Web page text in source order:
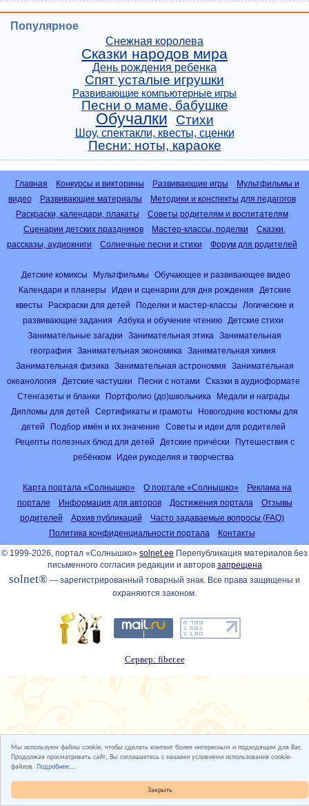
Закрыть
Мы используем файлы cookie, чтобы сделать контент более интересным и подходящим для Вас.
Продолжая просматривать сайт, Вы соглашаетесь с нашими условиями использования cookie-
файлов. Подробнее...
Популярное
Снежная королева
Сказки народов мира
День рождения ребенка
Спят усталые игрушки
Развивающие компьютерные игры
Песни о маме, бабушке
Обучалки Стихи
Шоу, спектакли, квесты, сценки
Песни: ноты, караоке
Главная Конкурсы и викторины Развивающие игры
Мультфильмы и
видео
Развивающие материалы
Методики и конспекты для педагогов
Раскраски, календари, плакаты
Советы родителям и воспитателям
Сценарии детских праздников
Мастер-классы, поделки
Сказки,
рассказы, аудиокниги
Солнечные песни и стихи Форум для родителей
Детские комиксы Мультфильмы
Обучающее и развивающее видео
Календари и планеры
Идеи и сценарии для дня рождения
Детские
квесты
Раскраски для детей Поделки и мастер-классы
Логические и
развивающие задания
Азбука и обучение чтению
Детские стихи
Занимательные загадки
Занимательная этика
Занимательная
география
Занимательная экономика
Занимательная химия
Занимательная физика
Занимательная астрономия
Занимательная
океанология
Детские частушки Песни с нотами
Сказки в аудиоформате
Стенгазеты и бланки
Портфолио (до)школьника
Медали и награды
Дипломы для детей
Сертификаты и грамоты
Новогодние костюмы для
детей
Подбор имён и их значение
Советы и идеи для родителей
Рецепты полезных блюд для детей
Детские причёски
Путешествия с
ребёнком
Идеи рукоделия и творчества
Карта портала «Солнышко» О портале «Солнышко»
Реклама на
портале
Информация для авторов Достижения портала
Отзывы
родителей
Архив публикаций
Часто задаваемые вопросы (FAQ)
Политика конфиденциальности портала
Контакты
© 1999-2026, портал «Солнышко» solnet.ee Перепубликация материалов без
письменного согласия редакции и авторов запрещена
solnet® — зарегистрированный товарный знак. Все права защищены и
охраняются законом.
Сервер: fiber.ee